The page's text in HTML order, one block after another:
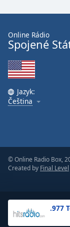
Text
Opacity
Background
.977
Online Rádio
Spojené
Jazyk:
Čeština
© Online Radio Box,
Created by Final Level